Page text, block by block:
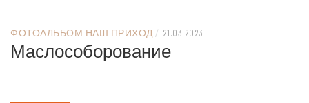
ФОТОАЛЬБОМ НАШ ПРИХОД / 21.03.2023
Маслособорование